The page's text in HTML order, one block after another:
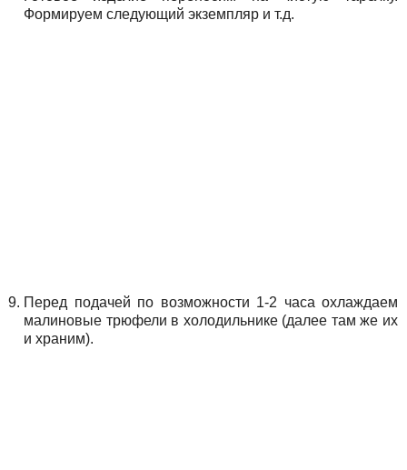
Формируем следующий экземпляр и т.д.
Перед подачей по возможности 1-2 часа охлаждаем
малиновые трюфели в холодильнике (далее там же их
и храним).